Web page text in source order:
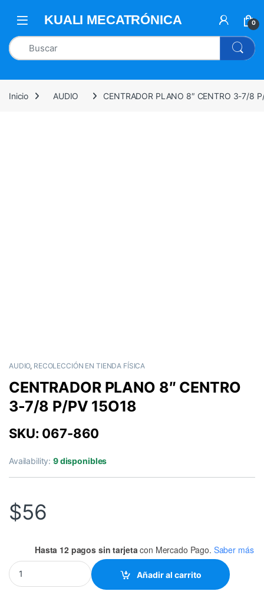
0
Inicio AUDIO CENTRADOR PLANO 8″ CENTRO 3-7/8
AUDIO, RECOLECCIÓN EN TIENDA FÍSICA
CENTRADOR PLANO 8″ CENTRO
3-7/8 P/PV 15O18
SKU: 067-860
Availability:9 disponibles
$56
Hasta 12 pagos sin tarjeta con Mercado Pago. Saber más
CENTRADOR PLANO 8" CENTRO 3-7/8 P/PV 15O18 quantity
Añadir al carrito